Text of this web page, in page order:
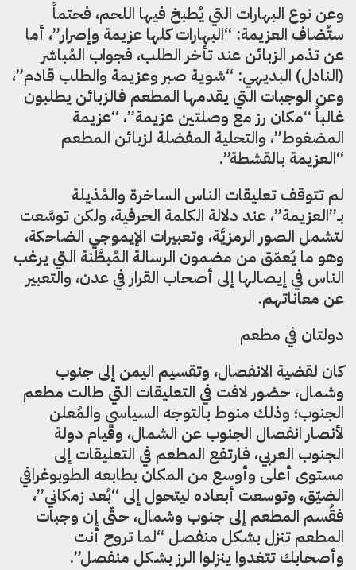
وعن نوع البهارات التي يُطبخ فيها اللحم، فحتماً
ستُضاف العزيمة: “البهارات كلها عزيمة وإصرار”، أما
عن تذمر الزبائن عند تأخر الطلب، فجواب المُباشر
(النادل) البديهي: “شوية صبر وعزيمة والطلب قادم”،
وعن الوجبات التي يقدمها المطعم فالزبائن يطلبون
غالباً “مكان رز مع وصلتين عزيمة”، “عزيمة
المضغوط”، والتحلية المفضلة لزبائن المطعم
“العزيمة بالقشطة”.
لم تتوقف تعليقات الناس الساخرة والمُذيلة
بـ”العزيمة”، عند دلالة الكلمة الحرفية، ولكن توسَّعت
لتشمل الصور الرمزيَّة، وتعبيرات الإيموجي الضاحكة،
وهو ما يُعمّق من مضمون الرسالة المُبطَّنة التي يرغب
الناس في إيصالها إلى أصحاب القرار في عدن، والتعبير
عن معاناتهم.
دولتان في مطعم
كان لقضية الانفصال، وتقسيم اليمن إلى جنوب
وشمال، حضور لافت في التعليقات التي طالت مطعم
الجنوب؛ وذلك منوط بالتوجه السياسي والمُعلن
لأنصار انفصال الجنوب عن الشمال، وقيام دولة
الجنوب العربي، فارتفع المطعم في التعليقات إلى
مستوى أعلى وأوسع من المكان بطابعه الطوبوغرافي
الضيّق، وتوسعت أبعاده ليتحول إلى “بُعد زمكاني”،
فقُسم المطعم إلى جنوب وشمال، حتّى إن وجبات
المطعم تنزل بشكل منفصل “لما تروح أنت
وأصحابك تتغدوا ينزلوا الرز بشكل منفصل”.